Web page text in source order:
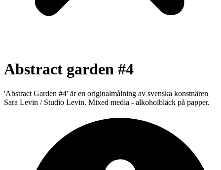
Abstract garden #4
'Abstract Garden #4' är en originalmålning av svenska konstnären
Sara Levin / Studio Levin. Mixed media - alkoholbläck på papper.